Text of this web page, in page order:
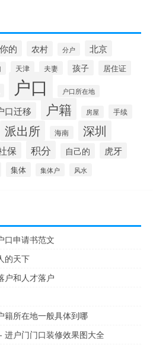
你的 农村 分户 北京
天津 夫妻 孩子 居住证
户口 户口所在地
口迁移 户籍 房屋 手续
派出所 海南 深圳
保 积分 自己的 虎牙
集体 集体户 风水
口申请书范文
的天下
户和人才落户
籍所在地一般具体到哪
进户门门口装修效果图大全